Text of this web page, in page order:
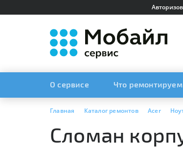
О сервисе Что ремонтируем
Главная Каталог ремонтов Acer
Сломан